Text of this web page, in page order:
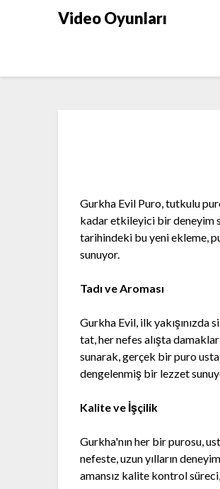
Video Oyunları
Gurkha Evil Puro, tutkulu
kadar etkileyici bir deneyim
tarihindeki bu yeni ekleme,
sunuyor.
Tadı ve Aroması
Gurkha Evil, ilk yakışınızda
tat, her nefes alışta
sunarak, gerçek bir puro
dengelenmiş bir lezzet
Kalite ve İşçilik
Gurkha'nın her bir purosu,
nefeste, uzun yılların
amansız kalite kontrol